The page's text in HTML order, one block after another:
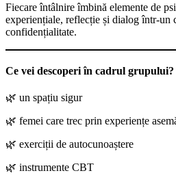
Fiecare întâlnire îmbină elemente de
experiențiale, reflecție și dialog într-un
confidențialitate.
Ce vei descoperi în cadrul grupului?
🌿 un spațiu sigur
🌿 femei care trec prin experiențe
🌿 exerciții de autocunoaștere
🌿 instrumente CBT